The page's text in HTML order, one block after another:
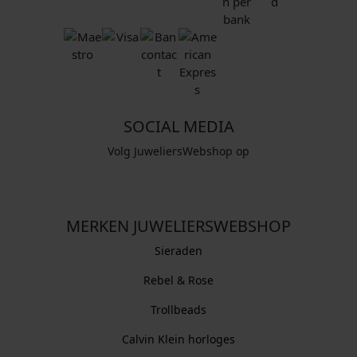
SOCIAL MEDIA
Volg JuweliersWebshop op
MERKEN JUWELIERSWEBSHOP
Sieraden
Rebel & Rose
Trollbeads
Calvin Klein horloges